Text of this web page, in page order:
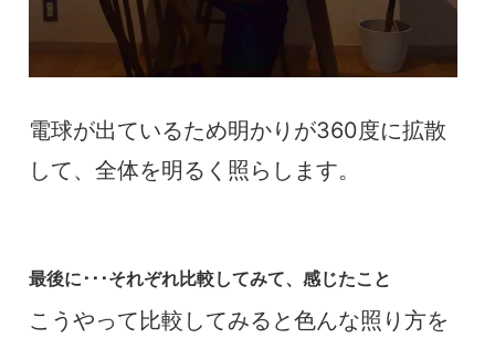
電球が出ているため明かりが360度に拡散
して、全体を明るく照らします。
最後に･･･それぞれ比較してみて、感じたこと
こうやって比較してみると色んな照り方を